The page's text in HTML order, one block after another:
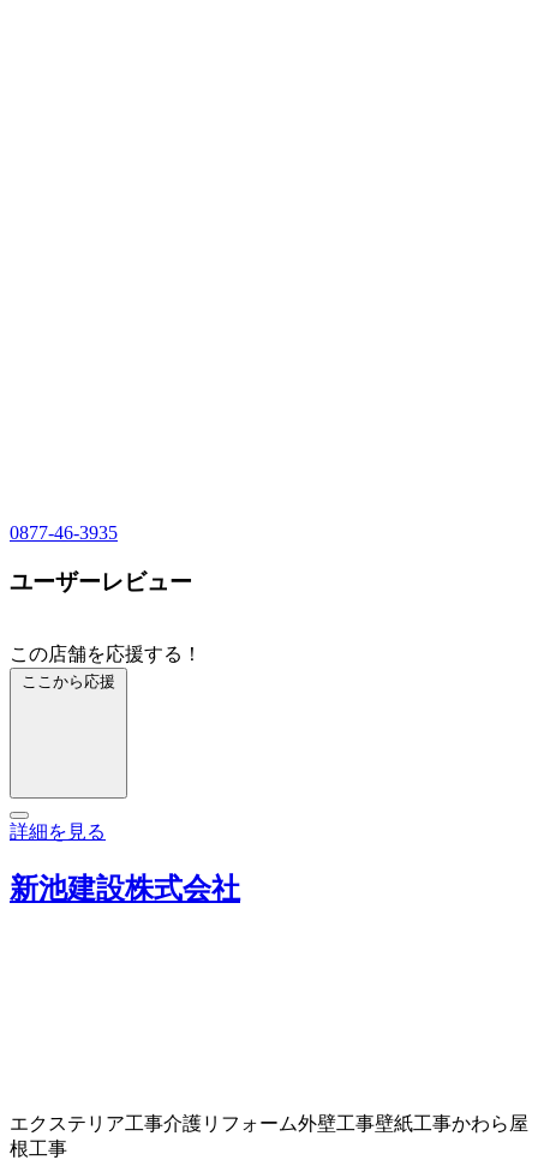
0877-46-3935
ユーザーレビュー
この店舗を応援する！
ここから応援
詳細を見る
新池建設株式会社
エクステリア工事介護リフォーム外壁工事壁紙工事かわら屋
根工事